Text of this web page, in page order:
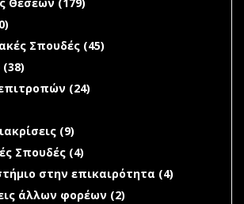
Θέσεων (179)
Σπουδές filter
Σπουδές (45)
filter
επιτροπών filter
(24)
filter
(9)
Σπουδές filter
Σπουδές (4)
στην επικαιρότητα filter
στην επικαιρότητα (4)
άλλων φορέων filter
άλλων φορέων (2)